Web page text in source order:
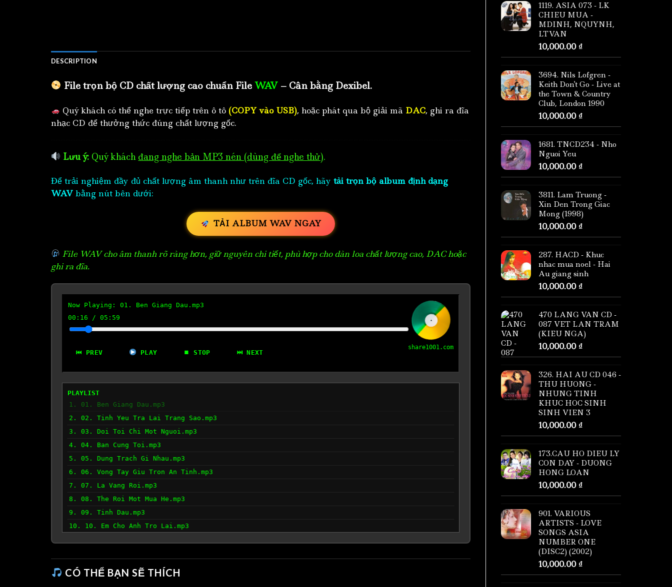
1119. ASIA 073 - LK
CHIEU MUA -
MDINH, NQUYNH,
LTVAN
10,000.00 ₫
3694. Nils Lofgren -
Keith Don't Go - Live at
the Town & Country
Club, London 1990
10,000.00 ₫
1681. TNCD234 - Nho
Nguoi Yeu
10,000.00 ₫
3811. Lam Truong -
Xin Den Trong Giac
Mong (1998)
10,000.00 ₫
287. HACD - Khuc
nhac mua noel - Hai
Au giang sinh
10,000.00 ₫
470 LANG VAN CD -
087 VET LAN TRAM
(KIEU NGA)
10,000.00 ₫
326. HAI AU CD 046 -
THU HUONG -
NHUNG TINH
KHUC HOC SINH
SINH VIEN 3
10,000.00 ₫
173.CAU HO DIEU LY
CON DAY - DUONG
HONG LOAN
10,000.00 ₫
901. VARIOUS
ARTISTS - LOVE
SONGS ASIA
NUMBER ONE
(DISC2) (2002)
10,000.00 ₫
DESCRIPTION
File trọn bộ CD chất lượng cao chuẩn File WAV– Cân bằng Dexibel.
Quý khách có thể nghe trực tiếp trên ô tô (COPY vào USB), hoặc phát qua bộ giải mã DAC, ghi ra đĩa
nhạc CD để thưởng thức đúng chất lượng gốc.
Lưu ý: Quý khách đang nghe bản MP3 nén (dùng để nghe thử).
Để trải nghiệm đầy đủ chất lượng âm thanh như trên đĩa CD gốc, hãy tải trọn bộ album định dạng
WAV bằng nút bên dưới:
TẢI ALBUM WAV NGAY
File WAV cho âm thanh rõ ràng hơn, giữ nguyên chi tiết, phù hợp cho dàn loa chất lượng cao, DAC hoặc
ghi ra đĩa.
Now Playing: 01. Ben Giang Dau.mp3
00:17 / 05:59
⏮ PREV PLAY ⏹ STOP ⏭ NEXT
share1001.com
PLAYLIST
1. 01. Ben Giang Dau.mp3
2. 02. Tinh Yeu Tra Lai Trang Sao.mp3
3. 03. Doi Toi Chi Mot Nguoi.mp3
4. 04. Ban Cung Toi.mp3
5. 05. Dung Trach Gi Nhau.mp3
6. 06. Vong Tay Giu Tron An Tinh.mp3
7. 07. La Vang Roi.mp3
8. 08. The Roi Mot Mua He.mp3
9. 09. Tinh Dau.mp3
10. 10. Em Cho Anh Tro Lai.mp3
CÓ THỂ BẠN SẼ THÍCH